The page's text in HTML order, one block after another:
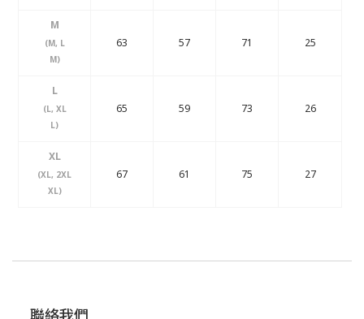
M
(M, L
M)
63 57 71 25
L
(L, XL
L)
65 59 73 26
XL
(XL, 2XL
XL)
67 61 75 27
聯絡我們